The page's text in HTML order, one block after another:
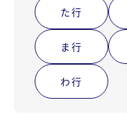
た行
ま行
わ行